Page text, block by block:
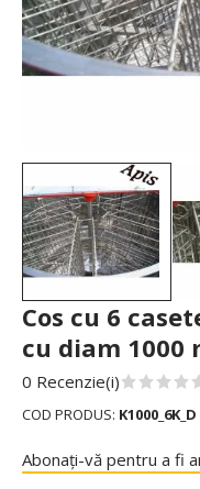
Cos cu 6
cu diam 1000
0 Recenzie(i)
COD PRODUS: K1000_6K_D
Abonați-vă pentru a fi